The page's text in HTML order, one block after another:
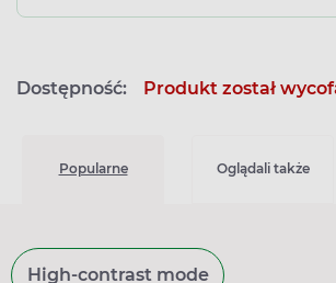
Dostępność: Produkt został
Popularne Oglądali także
High-contrast mode